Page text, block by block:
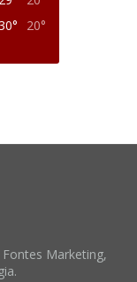
20°
Marketing,